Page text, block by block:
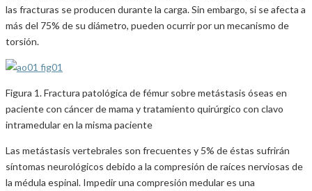
las fracturas se producen durante la carga. Sin embargo, si se afecta a
más del 75% de su diámetro, pueden ocurrir por un mecanismo de
torsión.
Figura 1. Fractura patológica de fémur sobre metástasis óseas en
paciente con cáncer de mama y tratamiento quirúrgico con clavo
intramedular en la misma paciente
Las metástasis vertebrales son frecuentes y 5% de éstas sufrirán
síntomas neurológicos debido a la compresión de raíces nerviosas de
la médula espinal. Impedir una compresión medular es una